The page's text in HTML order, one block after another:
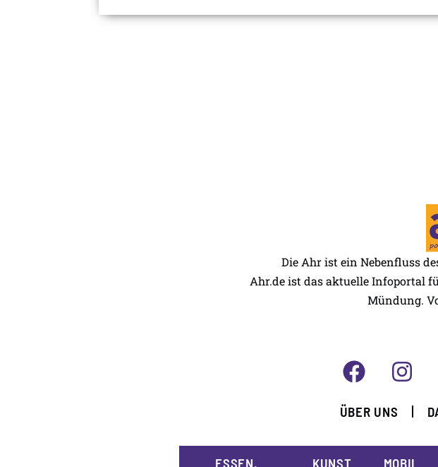
Die Ahr ist ein Nebenfluss
Ahr.de ist das aktuelle Infoportal
Mündung.
ÜBER UNS
ESSEN, KUNST